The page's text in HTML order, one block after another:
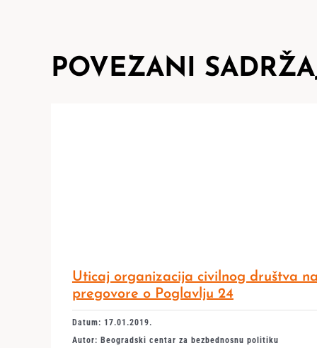
POVEZANI
Uticaj organizacija civilnog društva
pregovore o Poglavlju 24
Datum: 17.01.2019.
Autor: Beogradski centar za bezbednosnu politiku